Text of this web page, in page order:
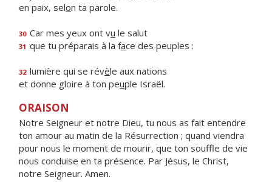
en paix, selon ta parole.
30 Car mes yeux ont vu le salut
31 que tu préparais à la face des peuples :
32 lumière qui se révèle aux nations
et donne gloire à ton peuple Israël.
ORAISON
Notre Seigneur et notre Dieu, tu nous as fait entendre
ton amour au matin de la Résurrection ; quand viendra
pour nous le moment de mourir, que ton souffle de vie
nous conduise en ta présence. Par Jésus, le Christ,
notre Seigneur. Amen.